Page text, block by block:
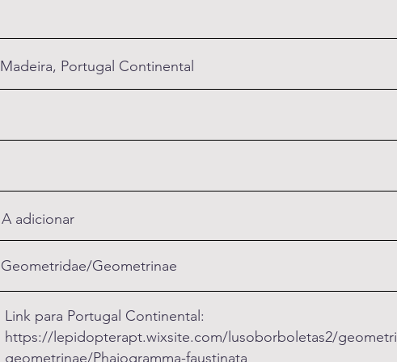
Madeira, Portugal Continental
A adicionar
Geometridae/Geometrinae
Link para Portugal Continental:
https://lepidopterapt.wixsite.com/lusoborboletas2/
geometrinae/Phaiogramma-faustinata